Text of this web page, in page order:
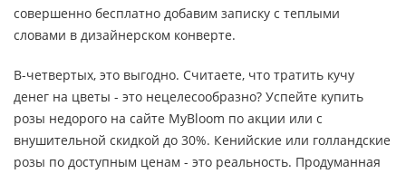
совершенно бесплатно добавим записку с теплыми
словами в дизайнерском конверте.
В-четвертых, это выгодно. Считаете, что тратить кучу
денег на цветы - это нецелесообразно? Успейте купить
розы недорого на сайте MyBloom по акции или с
внушительной скидкой до 30%. Кенийские или голландские
розы по доступным ценам - это реальность. Продуманная